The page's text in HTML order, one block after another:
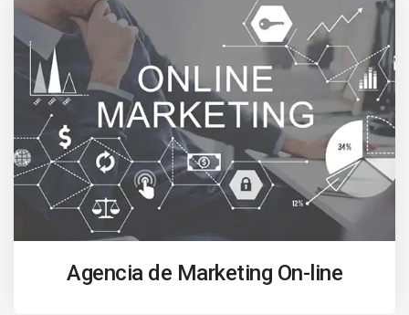
Agencia de Marketing On-line